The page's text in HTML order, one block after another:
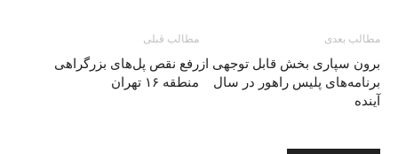
مطالب قبلی
رفع نقص پل‌های بزرگراهی
منطقه ۱۶ تهران
مطالب بعدی
برون سپاری بخش قابل توجهی از
برنامه‌های پلیس راهور در سال
آینده